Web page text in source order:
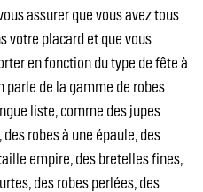
assurer que vous avez tous
votre placard et que vous
en fonction du type de fête à
parle de la gamme de robes
liste, comme des jupes
robes à une épaule, des
empire, des bretelles fines,
des robes perlées, des